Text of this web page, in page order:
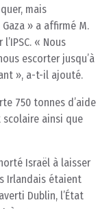
mais
» a affirmé M.
« Nous
escorter jusqu’à
», a-t-il ajouté.
750 tonnes d’aide
ainsi que
Israël à laisser
Irlandais étaient
Dublin, l’État